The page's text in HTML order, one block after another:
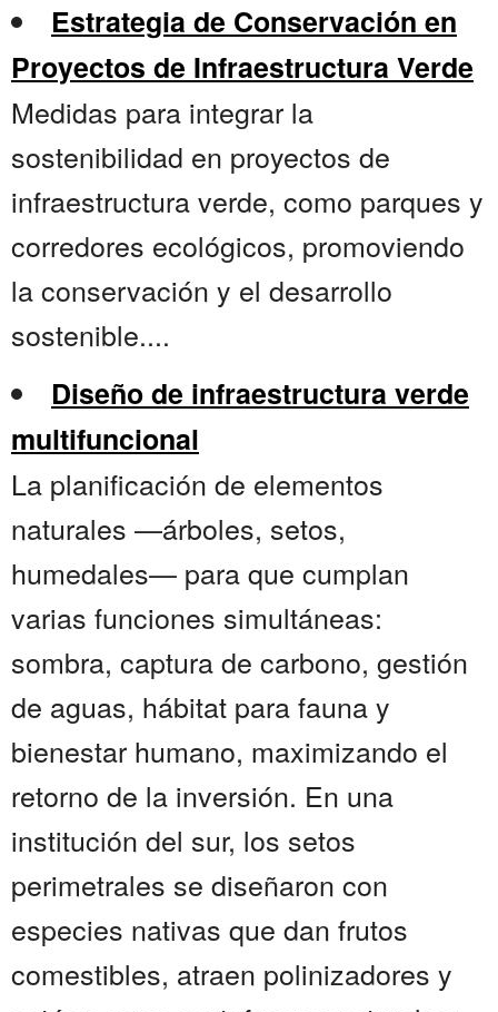
Estrategia de Conservación en
Proyectos de Infraestructura Verde
Medidas para integrar la
sostenibilidad en proyectos de
infraestructura verde, como parques y
corredores ecológicos, promoviendo
la conservación y el desarrollo
sostenible....
Diseño de infraestructura verde
multifuncional
La planificación de elementos
naturales —árboles, setos,
humedales— para que cumplan
varias funciones simultáneas:
sombra, captura de carbono, gestión
de aguas, hábitat para fauna y
bienestar humano, maximizando el
retorno de la inversión. En una
institución del sur, los setos
perimetrales se diseñaron con
especies nativas que dan frutos
comestibles, atraen polinizadores y